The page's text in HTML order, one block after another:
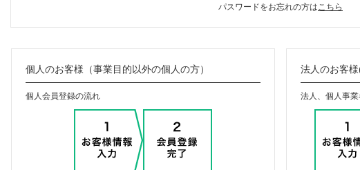
パスワードをお忘れの方はこちら
個人のお客様（事業目的以外の個人の方）
個人会員登録の流れ
法人のお客
法人、個人事